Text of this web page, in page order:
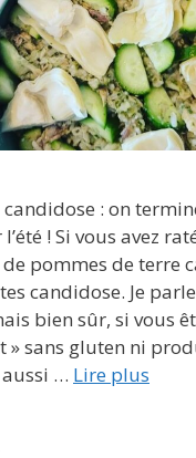
: on
! Si vous avez
pommes de terre
candidose. Je
bien sûr, si vous
» sans gluten ni
aussi … Lire plus